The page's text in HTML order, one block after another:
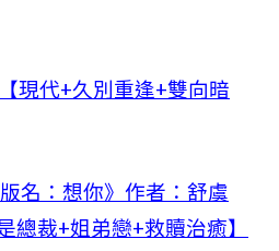
現代+久別重逢+雙向暗
名：想你》作者：舒虞
總裁+姐弟戀+救贖治癒】